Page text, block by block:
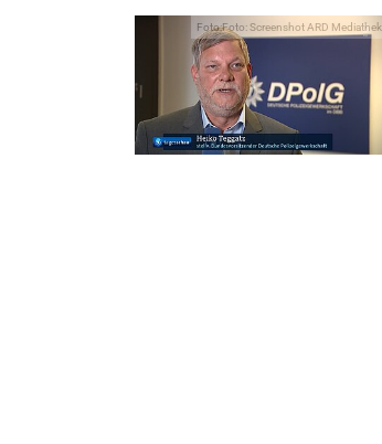
Foto:Foto: Screenshot ARD Mediathek